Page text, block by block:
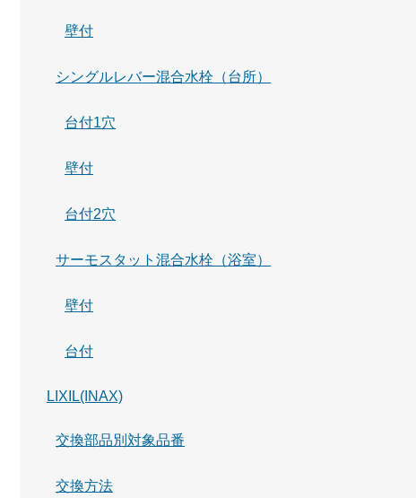
壁付
シングルレバー混合水栓（台所）
台付1穴
壁付
台付2穴
サーモスタット混合水栓（浴室）
壁付
台付
LIXIL(INAX)
交換部品別対象品番
交換方法